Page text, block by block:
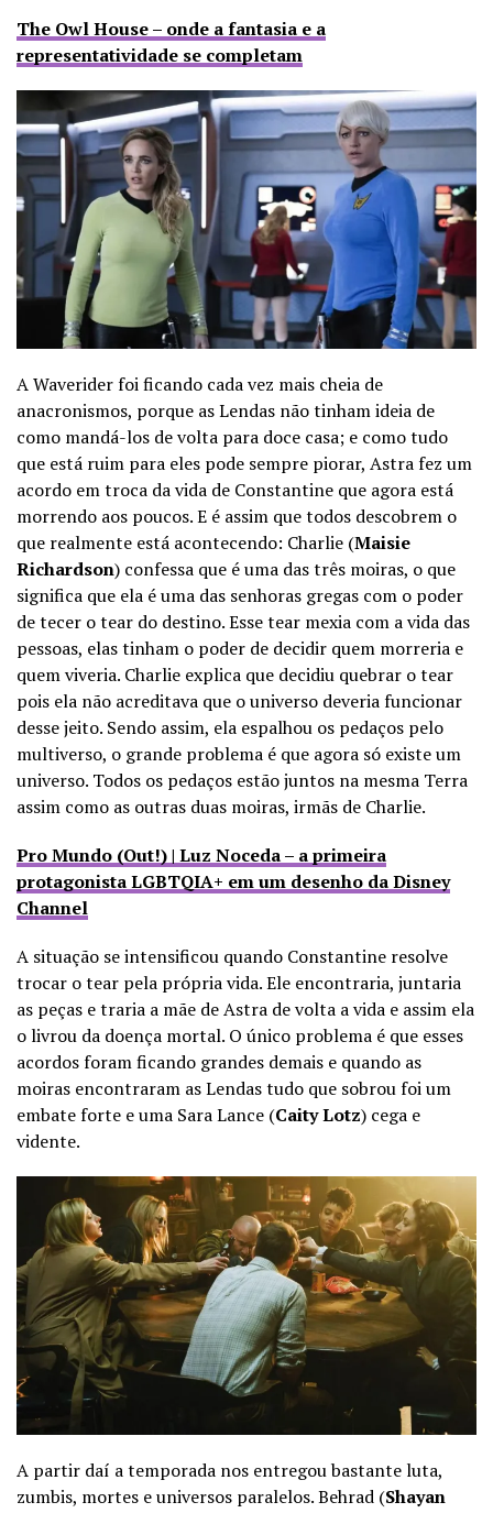
The Owl House – onde a fantasia e a
representatividade se completam
A Waverider foi ficando cada vez mais cheia de
anacronismos, porque as Lendas não tinham ideia de
como mandá-los de volta para doce casa; e como tudo
que está ruim para eles pode sempre piorar, Astra fez um
acordo em troca da vida de Constantine que agora está
morrendo aos poucos. E é assim que todos descobrem o
que realmente está acontecendo: Charlie (Maisie
Richardson) confessa que é uma das três moiras, o que
significa que ela é uma das senhoras gregas com o poder
de tecer o tear do destino. Esse tear mexia com a vida das
pessoas, elas tinham o poder de decidir quem morreria e
quem viveria. Charlie explica que decidiu quebrar o tear
pois ela não acreditava que o universo deveria funcionar
desse jeito. Sendo assim, ela espalhou os pedaços pelo
multiverso, o grande problema é que agora só existe um
universo. Todos os pedaços estão juntos na mesma Terra
assim como as outras duas moiras, irmãs de Charlie.
Pro Mundo (Out!) | Luz Noceda – a primeira
protagonista LGBTQIA+ em um desenho da Disney
Channel
A situação se intensificou quando Constantine resolve
trocar o tear pela própria vida. Ele encontraria, juntaria
as peças e traria a mãe de Astra de volta a vida e assim ela
o livrou da doença mortal. O único problema é que esses
acordos foram ficando grandes demais e quando as
moiras encontraram as Lendas tudo que sobrou foi um
embate forte e uma Sara Lance (Caity Lotz) cega e
vidente.
A partir daí a temporada nos entregou bastante luta,
zumbis, mortes e universos paralelos. Behrad (Shayan